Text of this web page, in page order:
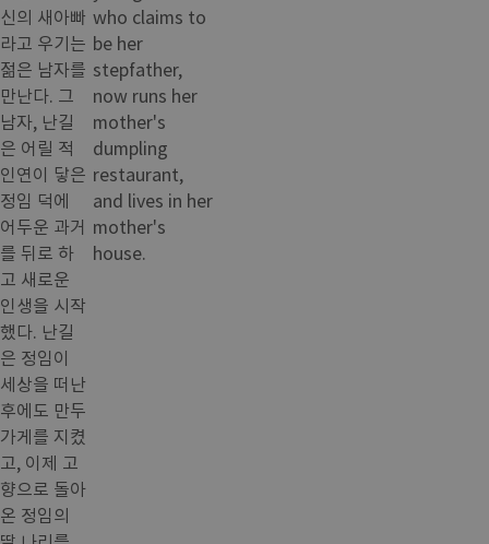
신의 새아빠
라고 우기는
젊은 남자를
만난다. 그
남자, 난길
은 어릴 적
인연이 닿은
정임 덕에
어두운 과거
를 뒤로 하
고 새로운
인생을 시작
했다. 난길
은 정임이
세상을 떠난
후에도 만두
가게를 지켰
고, 이제 고
향으로 돌아
온 정임의
who claims to
be her
stepfather,
now runs her
mother's
dumpling
restaurant,
and lives in her
mother's
house.